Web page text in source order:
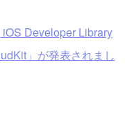
Developer Library
」が発表されまし